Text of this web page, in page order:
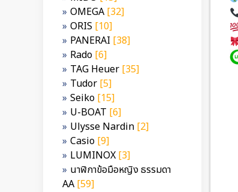
OMEGA [32]
ORIS [10]
PANERAI [38]
Rado [6]
TAG Heuer [35]
Tudor [5]
Seiko [15]
U-BOAT [6]
Ulysse Nardin [2]
Casio [9]
LUMINOX [3]
นาฬิกาข้อมือหญิง ธรรมดา
AA [59]